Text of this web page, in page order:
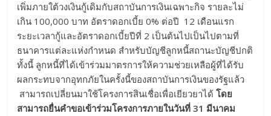
เพิ่มภายใต้วงเงินกู้เดิมกับสถาบันการเงินเฉพาะกิจ รายละไม่
เกิน 100,000 บาท อัตราดอกเบี้ย 0% ต่อปี 12 เดือนแรก
ระยะเวลากู้และอัตราดอกเบี้ยปีที่ 2 เป็นต้นไปเป็นไปตามที่
ธนาคารแต่ละแห่งกำหนด สำหรับบัญชีลูกหนี้สถานะบัญชีปกติ
ทั้งนี้ ลูกหนี้ที่ได้เข้าร่วมมาตรการให้ความช่วยเหลือผู้ที่ได้รับ
ผลกระทบจากอุทกภัยในครั้งนี้ของสถาบันการเงินของรัฐแล้ว
สามารถเปลี่ยนมาใช้โครงการสินเชื่อเพื่อเยียวยาได้โดย
สามารถยื่นคำขอเข้าร่วมโครงการภายในวันที่31 มีนาคม